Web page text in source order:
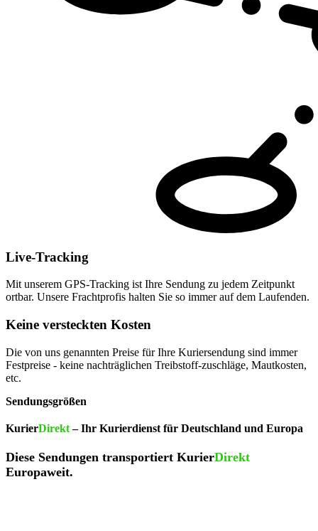
Live-Tracking
Mit unserem GPS-Tracking ist Ihre Sendung zu jedem Zeitpunkt
ortbar. Unsere Frachtprofis halten Sie so immer auf dem Laufenden.
Keine versteckten Kosten
Die von uns genannten Preise für Ihre Kuriersendung sind immer
Festpreise - keine nachträglichen Treibstoff-zuschläge, Mautkosten,
etc.
Sendungsgrößen
KurierDirekt– Ihr Kurierdienst für Deutschland und Europa
Diese Sendungen transportiert KurierDirekt
Europaweit.